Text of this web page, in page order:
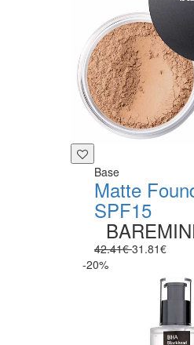
Base
Matte
SPF15
42.41€31.81€
-20%